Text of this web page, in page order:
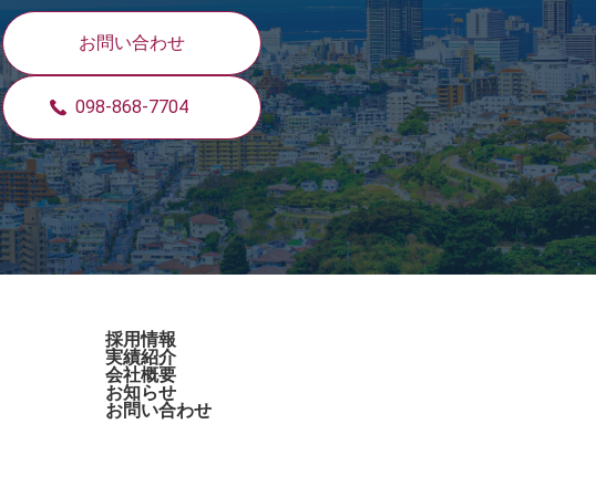
お問い合わせ
098-868-7704
採用情報
実績紹介
会社概要
お知らせ
お問い合わせ